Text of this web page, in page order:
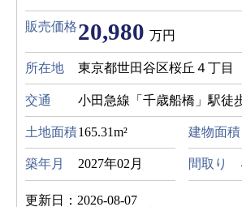
販売価格20,980 万円
所在地 東京都世田谷区桜丘４丁目
交通 小田急線「千歳船橋」駅徒
土地面積165.31m² 建物面積
築年月 2027年02月 間取り
更新日：2026-08-07